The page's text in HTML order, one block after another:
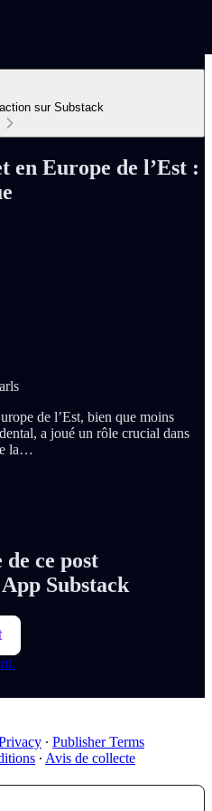
sur Substack
en Europe de l’Est :
de l’Est, bien que moins
a joué un rôle crucial dans
la…
ce post
Substack
∙ Publisher Terms
∙ Avis de collecte